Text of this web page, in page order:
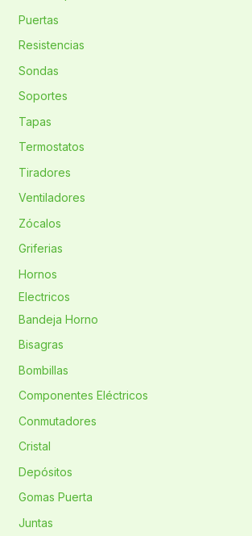
Puertas
Resistencias
Sondas
Soportes
Tapas
Termostatos
Tiradores
Ventiladores
Zócalos
Griferias
Hornos
Electricos
Bandeja Horno
Bisagras
Bombillas
Componentes Eléctricos
Conmutadores
Cristal
Depósitos
Gomas Puerta
Juntas